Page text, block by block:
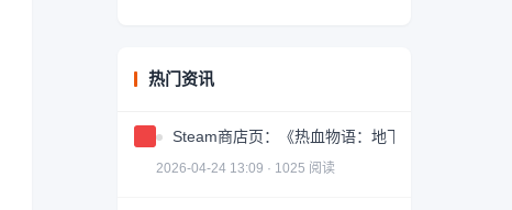
热门资讯
Steam商店页：《热血物语：地下世界》确认即
2026-04-24 13:09 · 1025 阅读